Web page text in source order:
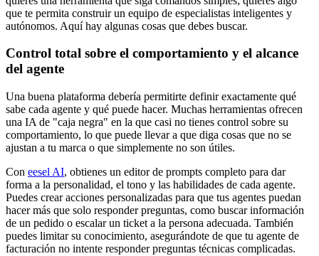
que te permita construir un equipo de especialistas inteligentes y
autónomos. Aquí hay algunas cosas que debes buscar.
Control total sobre el comportamiento y el alcance
del agente
Una buena plataforma debería permitirte definir exactamente qué
sabe cada agente y qué puede hacer. Muchas herramientas ofrecen
una IA de "caja negra" en la que casi no tienes control sobre su
comportamiento, lo que puede llevar a que diga cosas que no se
ajustan a tu marca o que simplemente no son útiles.
Con eesel AI, obtienes un editor de prompts completo para dar
forma a la personalidad, el tono y las habilidades de cada agente.
Puedes crear acciones personalizadas para que tus agentes puedan
hacer más que solo responder preguntas, como buscar información
de un pedido o escalar un ticket a la persona adecuada. También
puedes limitar su conocimiento, asegurándote de que tu agente de
facturación no intente responder preguntas técnicas complicadas.